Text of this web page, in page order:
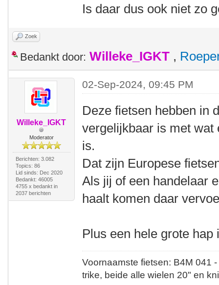
Is daar dus ook niet zo
Zoek
Bedankt door: Willeke_IGKT ,
Willeke_IGKT
Moderator
Berichten: 3.082
Topics: 86
Lid sinds: Dec 2020
Bedankt: 46005
4755 x bedankt in
2037 berichten
02-Sep-2024, 09:45 PM
Deze fietsen hebben in
vergelijkbaar is met wat
is.
Dat zijn Europese
Als jij of een handelaar
haalt komen daar
Plus een hele grote hap
Voornaamste fietsen: B4M
trike, beide alle wielen 20" en